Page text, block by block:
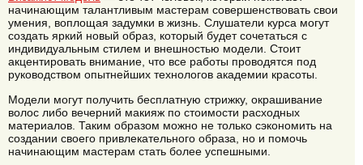
начинающим талантливым мастерам совершенствовать свои
умения, воплощая задумки в жизнь. Слушатели курса могут
создать яркий новый образ, который будет сочетаться с
индивидуальным стилем и внешностью модели. Стоит
акцентировать внимание, что все работы проводятся под
руководством опытнейших технологов академии красоты.
Модели могут получить бесплатную стрижку, окрашивание
волос либо вечерний макияж по стоимости расходных
материалов. Таким образом можно не только сэкономить на
создании своего привлекательного образа, но и помочь
начинающим мастерам стать более успешными.